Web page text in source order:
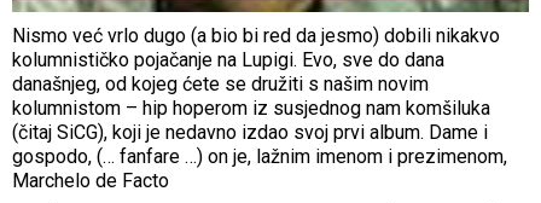
Nismo već vrlo dugo (a bio bi red da jesmo) dobili nikakvo
kolumnističko pojačanje na Lupigi. Evo, sve do dana
današnjeg, od kojeg ćete se družiti s našim novim
kolumnistom – hip hoperom iz susjednog nam komšiluka
(čitaj SiCG), koji je nedavno izdao svoj prvi album. Dame i
gospodo, (… fanfare …) on je, lažnim imenom i prezimenom,
Marchelo de Facto